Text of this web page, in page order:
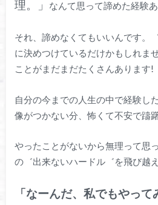
理。」
なんて思って諦めた経験
それ、諦めなくてもいいんです。
に決めつけているだけかもしれま
ことがまだまだたくさんあります!
自分の今までの人生の中で経験し
像がつかない分、怖くて不安で躊
やったことがないから無理って思
の゛出来ないハードル゛を飛び越
「なーんだ、私でもやっ